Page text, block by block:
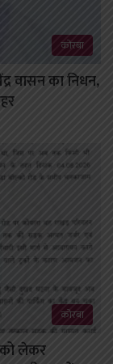
कोरबा
वासन का निधन,
कोरबा
लेकर